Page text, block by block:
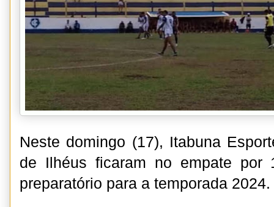
Neste domingo (17), Itabuna
de Ilhéus ficaram no empate
preparatório para a temporada 2024.